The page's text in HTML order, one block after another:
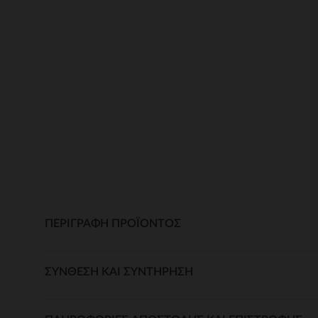
ΠΕΡΙΓΡΑΦΉ ΠΡΟΪΌΝΤΟΣ
ΣΎΝΘΕΣΗ ΚΑΙ ΣΥΝΤΉΡΗΣΗ